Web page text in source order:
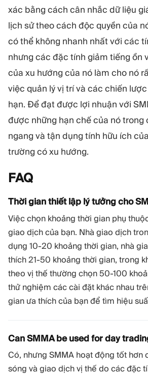
xác bằng cách cân nhắc dữ liệu
lịch sử theo cách độc quyền của
có thể không nhanh nhất với các
nhưng các đặc tính giảm tiếng ồn
của xu hướng của nó làm cho nó
việc quản lý vị trí và các chiến
hạn. Để đạt được lợi nhuận với
được những hạn chế của nó trong
ngang và tận dụng tính hữu ích
trường có xu hướng.
FAQ
Thời gian thiết lập lý tưởng cho
Việc chọn khoảng thời gian phụ
giao dịch của bạn. Nhà giao dịch
dụng 10-20 khoảng thời gian, nhà
thích 21-50 khoảng thời gian, trong
theo vị thế thường chọn 50-100
thử nghiệm các cài đặt khác nhau
gian ưa thích của bạn để tìm hiệu
Can SMMA be used for day
Có, nhưng SMMA hoạt động tốt hơn
sóng và giao dịch vị thế do các đặc